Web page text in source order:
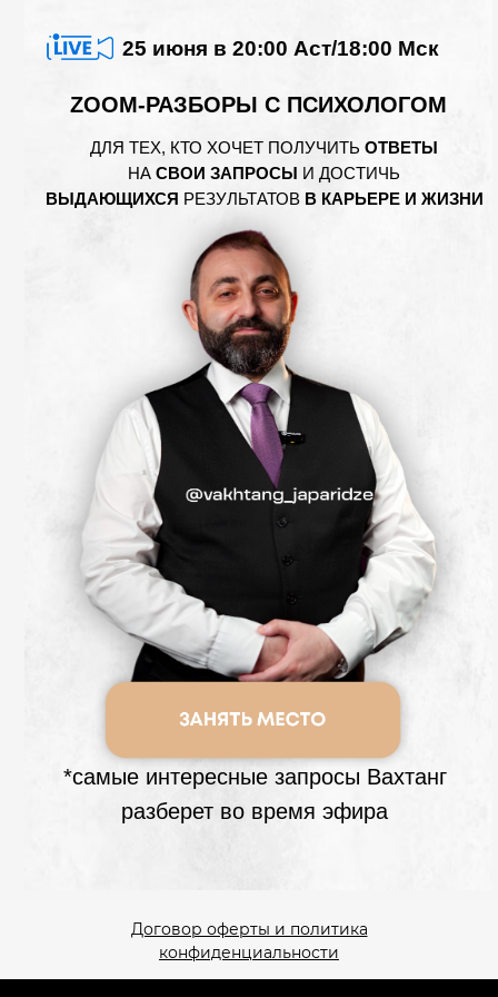
25 июня в 20:00 Аст/18:00 Мск
ДЛЯ ТЕХ, КТО ХОЧЕТ ПОЛУЧИТЬ ОТВЕТЫ
НА СВОИ ЗАПРОСЫ И ДОСТИЧЬ
ВЫДАЮЩИХСЯ РЕЗУЛЬТАТОВ В КАРЬЕРЕ И ЖИЗНИ
ZOOM-РАЗБОРЫ С ПСИХОЛОГОМ
*самые интересные запросы Вахтанг
разберет во время эфира
Договор оферты и политика
конфиденциальности